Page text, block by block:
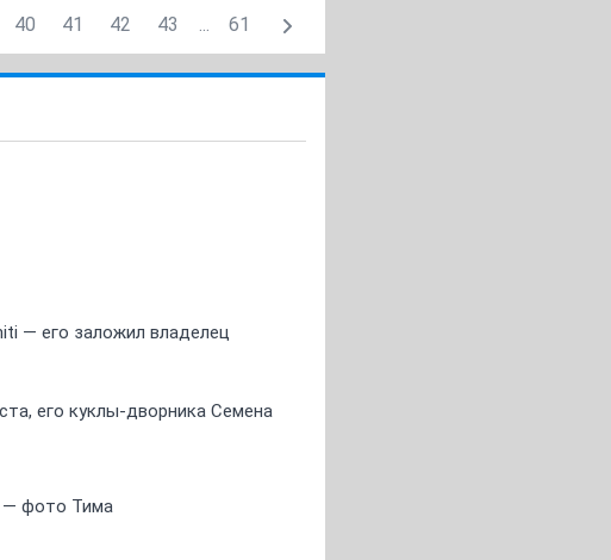
40 41 42 43 ... 61
— его заложил владелец
его куклы-дворника Семена
— фото Тима